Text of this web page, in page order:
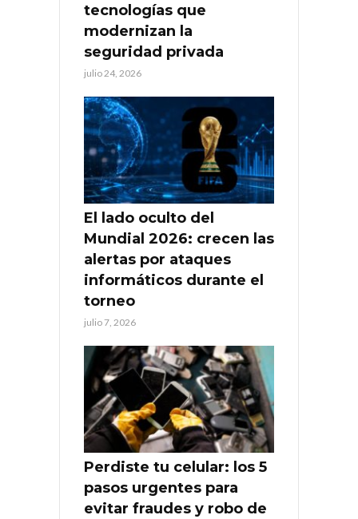
tecnologías que
modernizan la
seguridad privada
julio 24, 2026
El lado oculto del
Mundial 2026: crecen las
alertas por ataques
informáticos durante el
torneo
julio 7, 2026
Perdiste tu celular: los 5
pasos urgentes para
evitar fraudes y robo de